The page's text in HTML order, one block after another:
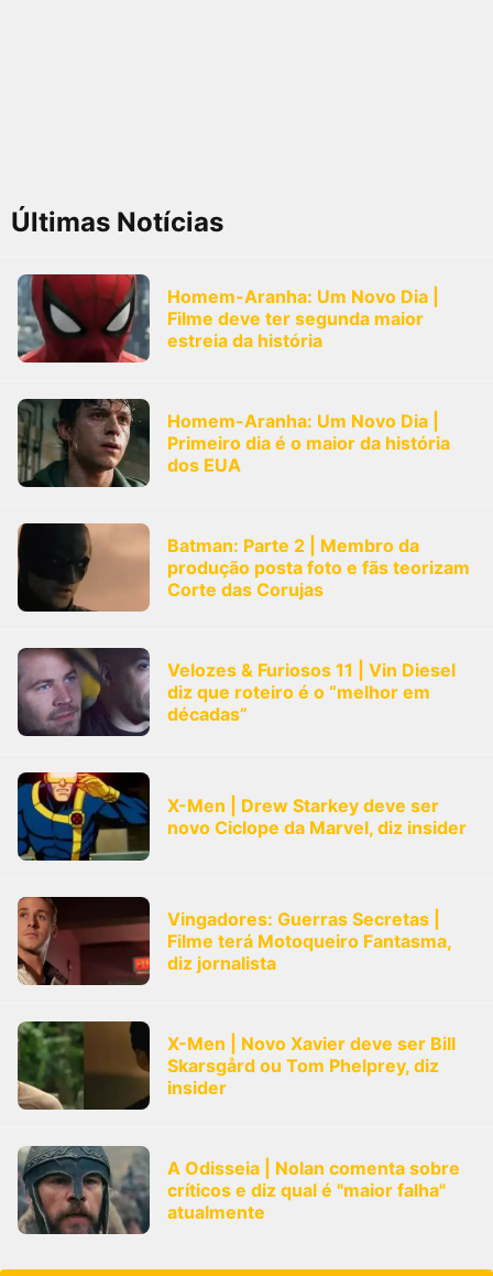
Últimas Notícias
Homem-Aranha: Um Novo Dia |
Filme deve ter segunda maior
estreia da história
Homem-Aranha: Um Novo Dia |
Primeiro dia é o maior da história
dos EUA
Batman: Parte 2 | Membro da
produção posta foto e fãs teorizam
Corte das Corujas
Velozes & Furiosos 11 | Vin Diesel
diz que roteiro é o “melhor em
décadas”
X-Men | Drew Starkey deve ser
novo Ciclope da Marvel, diz insider
Vingadores: Guerras Secretas |
Filme terá Motoqueiro Fantasma,
diz jornalista
X-Men | Novo Xavier deve ser Bill
Skarsgård ou Tom Phelprey, diz
insider
A Odisseia | Nolan comenta sobre
críticos e diz qual é "maior falha"
atualmente